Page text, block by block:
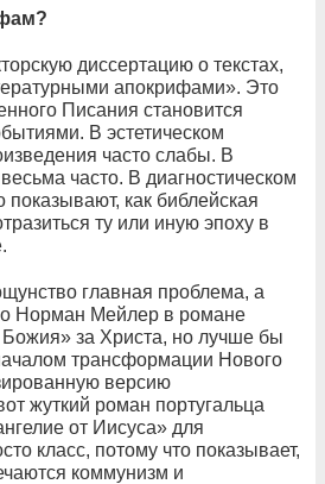
диссертацию о текстах,
апокрифами». Это
Писания становится
В эстетическом
часто слабы. В
часто. В диагностическом
как библейская
ту или иную эпоху в
главная проблема, а
Норман Мейлер в романе
за Христа, но лучше бы
трансформации Нового
версию
жуткий роман португальца
от Иисуса» для
класс, потому что показывает,
коммунизм и